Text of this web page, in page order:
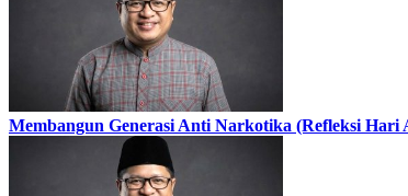
Membangun Generasi Anti Narkotika (Refleksi